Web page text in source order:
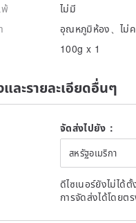
ไม่มี
อุณหภูมิห้อง、ไม่ค
100g x 1
ละรายละเอียดอื่นๆ
จัดส่งไปยัง：
สหรัฐอเมริกา
ดีไซเนอร์ยังไม่ได้
การจัดส่งได้โดยต